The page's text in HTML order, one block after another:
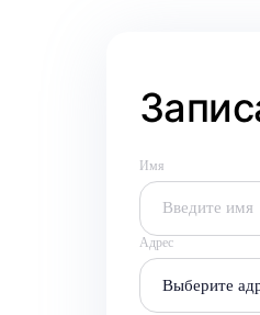
Имя
Адрес
Выберите